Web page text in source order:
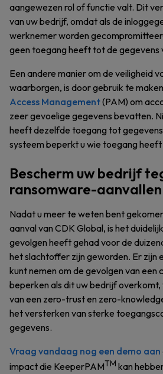
aangewezen rol of functie valt. Dit
van uw bedrijf, omdat als de
werknemer worden
geen toegang heeft tot de gegevens
Een andere manier om de veiligheid
waarborgen, is door gebruik te
Access Management(PAM) om
zeer gevoelige gegevens bevatten.
heeft dezelfde toegang tot
systeem beperkt u wie toegang
Bescherm uw bedrijf
ransomware-aanvallen
Nadat u meer te weten bent
aanval van CDK Global, is het
gevolgen heeft gehad voor de
het slachtoffer zijn geworden. Er zijn
kunt nemen om de gevolgen van een
beperken als dit uw bedrijf
van een zero-trust en zero-
het versterken van sterke
gegevens.
Vraag vandaag nog een demo aan
impact die KeeperPAMTM kan